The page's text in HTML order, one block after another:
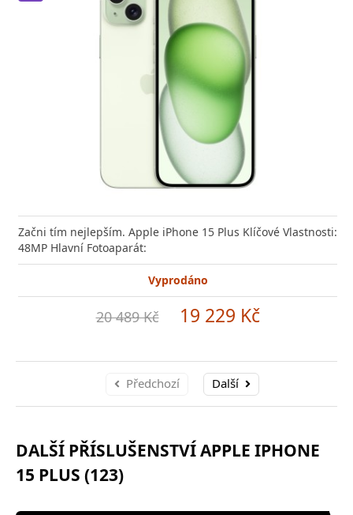
Začni tím nejlepším. Apple iPhone 15 Plus Klíčové Vlastnosti:
48MP Hlavní Fotoaparát:
Vyprodáno
20 489 Kč 19 229 Kč
Předchozí Další
DALŠÍ PŘÍSLUŠENSTVÍ APPLE IPHONE
15 PLUS (123)